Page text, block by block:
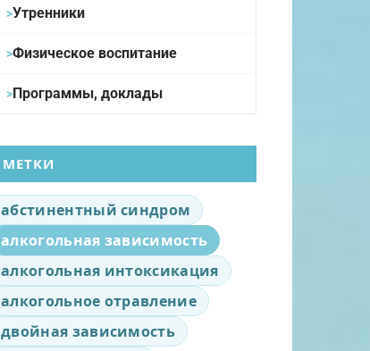
Утренники
Физическое воспитание
Программы, доклады
МЕТКИ
абстинентный синдром
алкогольная зависимость
алкогольная интоксикация
алкогольное отравление
двойная зависимость